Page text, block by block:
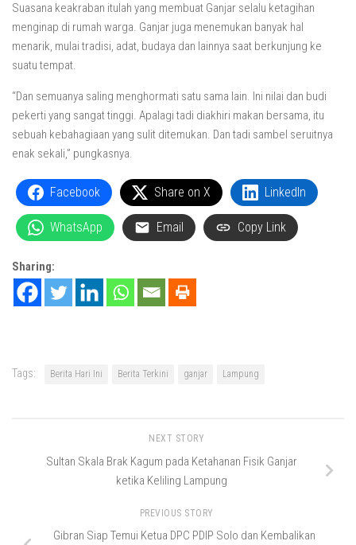
Suasana keakraban itulah yang membuat Ganjar selalu ketagihan
menginap di rumah warga. Ganjar juga menemukan banyak hal
menarik, mulai tradisi, adat, budaya dan lainnya saat berkunjung ke
suatu tempat.
“Dan semuanya saling menghormati satu sama lain. Ini nilai dan budi
pekerti yang sangat tinggi. Apalagi tadi diakhiri makan bersama, itu
sebuah kebahagiaan yang sulit ditemukan. Dan tadi sambel seruitnya
enak sekali,” pungkasnya.
Facebook Share on X LinkedIn
WhatsApp Email Copy Link
Sharing:
Tags: Berita Hari Ini Berita Terkini ganjar Lampung
NEXT STORY
Sultan Skala Brak Kagum pada Ketahanan Fisik Ganjar
ketika Keliling Lampung
PREVIOUS STORY
Gibran Siap Temui Ketua DPC PDIP Solo dan Kembalikan